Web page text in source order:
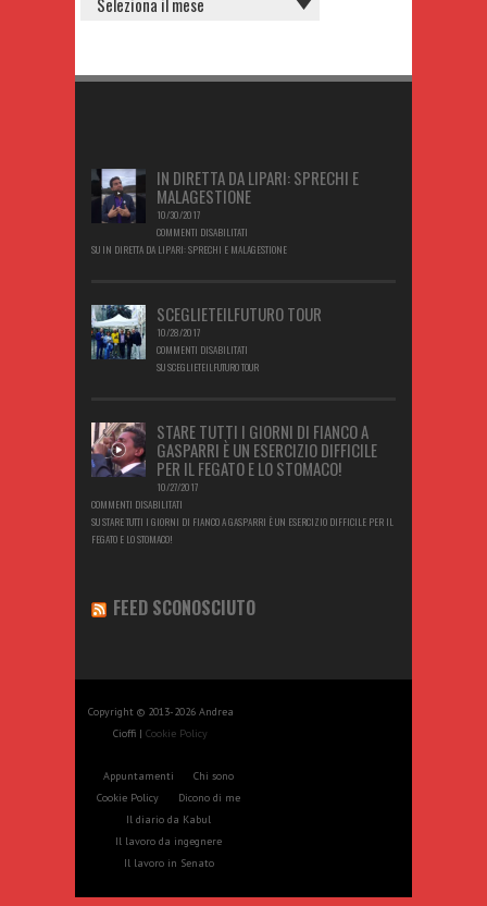
IN DIRETTA DA LIPARI: SPRECHI E
MALAGESTIONE
10/30/2017
COMMENTI DISABILITATI
SU IN DIRETTA DA LIPARI: SPRECHI E MALAGESTIONE
SCEGLIETEILFUTURO TOUR
10/28/2017
COMMENTI DISABILITATI
SU SCEGLIETEILFUTURO TOUR
STARE TUTTI I GIORNI DI FIANCO A
GASPARRI È UN ESERCIZIO DIFFICILE
PER IL FEGATO E LO STOMACO!
10/27/2017
COMMENTI DISABILITATI
SU STARE TUTTI I GIORNI DI FIANCO A GASPARRI È UN ESERCIZIO DIFFICILE PER IL
FEGATO E LO STOMACO!
FEED SCONOSCIUTO
Copyright © 2013-2026 Andrea
Cioffi | Cookie Policy
Appuntamenti
Chi sono
Cookie Policy
Dicono di me
Il diario da Kabul
Il lavoro da ingegnere
Il lavoro in Senato